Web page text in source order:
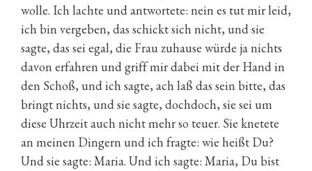
wolle. Ich lachte und antwortete: nein es tut mir leid,
ich bin vergeben, das schickt sich nicht, und sie
sagte, das sei egal, die Frau zuhause würde ja nichts
davon erfahren und griff mir dabei mit der Hand in
den Schoß, und ich sagte, ach laß das sein bitte, das
bringt nichts, und sie sagte, dochdoch, sie sei um
diese Uhrzeit auch nicht mehr so teuer. Sie knetete
an meinen Dingern und ich fragte: wie heißt Du?
Und sie sagte: Maria. Und ich sagte: Maria, Du bist